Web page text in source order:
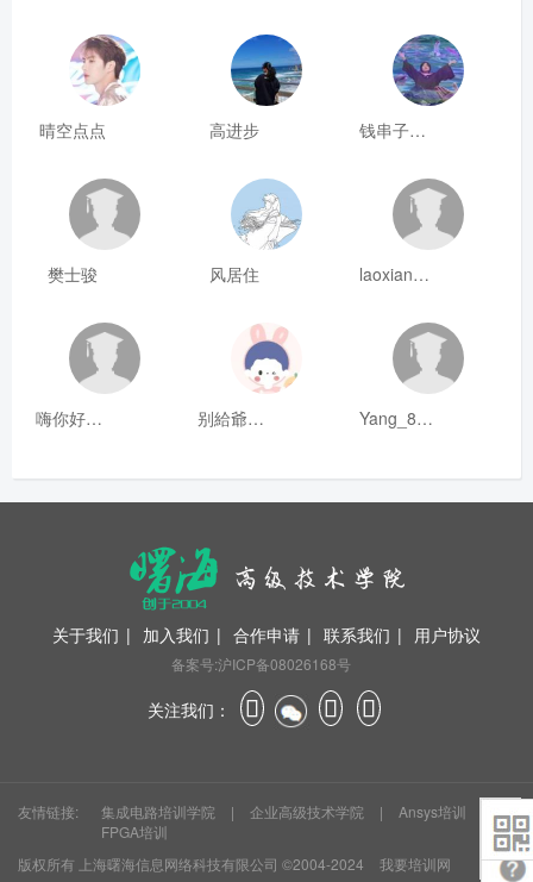
晴空点点 高进步 钱串子123
樊士骏 风居住 laoxianrou
嗨你好8mm 别給爺装纯 Yang_811
关于我们 | 加入我们 | 合作申请 | 联系我们 | 用户协议
备案号:沪ICP备08026168号
关注我们：
友情链接: 集成电路培训学院 | 企业高级技术学院 | Ansys培训
FPGA培训
版权所有 上海曙海信息网络科技有限公司 ©2004-2024 我要培训网